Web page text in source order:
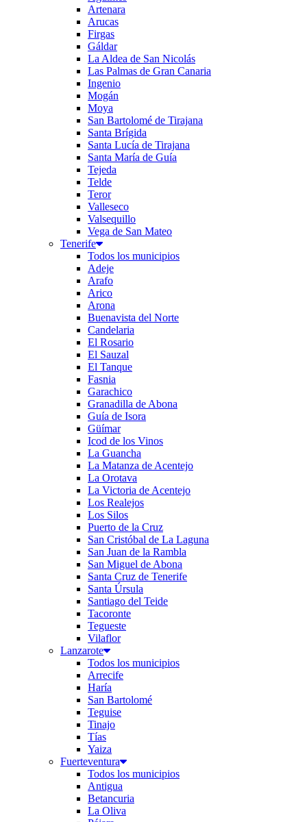
Artenara
Arucas
Firgas
Gáldar
La Aldea de San Nicolás
Las Palmas de Gran Canaria
Ingenio
Mogán
Moya
San Bartolomé de Tirajana
Santa Brígida
Santa Lucía de Tirajana
Santa María de Guía
Tejeda
Telde
Teror
Valleseco
Valsequillo
Vega de San Mateo
Tenerife
Todos los municipios
Adeje
Arafo
Arico
Arona
Buenavista del Norte
Candelaria
El Rosario
El Sauzal
El Tanque
Fasnia
Garachico
Granadilla de Abona
Guía de Isora
Güímar
Icod de los Vinos
La Guancha
La Matanza de Acentejo
La Orotava
La Victoria de Acentejo
Los Realejos
Los Silos
Puerto de la Cruz
San Cristóbal de La Laguna
San Juan de la Rambla
San Miguel de Abona
Santa Cruz de Tenerife
Santa Úrsula
Santiago del Teide
Tacoronte
Tegueste
Vilaflor
Lanzarote
Todos los municipios
Arrecife
Haría
San Bartolomé
Teguise
Tinajo
Tías
Yaiza
Fuerteventura
Todos los municipios
Antigua
Betancuria
La Oliva